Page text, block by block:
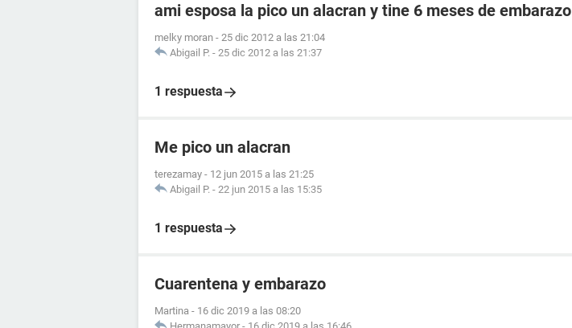
ami esposa la pico un alacran y tine 6 meses de embarazo
melky moran - 25 dic 2012 a las 21:04
Abigail P. - 25 dic 2012 a las 21:37
1 respuesta
Me pico un alacran
terezamay - 12 jun 2015 a las 21:25
Abigail P. - 22 jun 2015 a las 15:35
1 respuesta
Cuarentena y embarazo
Martina - 16 dic 2019 a las 08:20